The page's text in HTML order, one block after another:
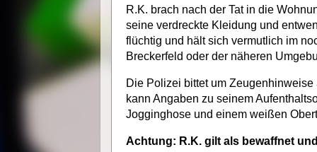
R.K. brach nach der Tat in die
seine verdreckte Kleidung und
flüchtig und hält sich vermutlich im
Breckerfeld oder der näheren
Die Polizei bittet um
kann Angaben zu seinem
Jogginghose und einem weißen
Achtung: R.K. gilt als bewaffnet